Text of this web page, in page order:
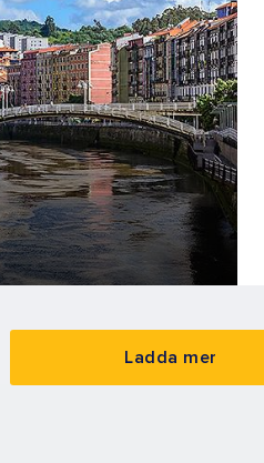
Ladda mer